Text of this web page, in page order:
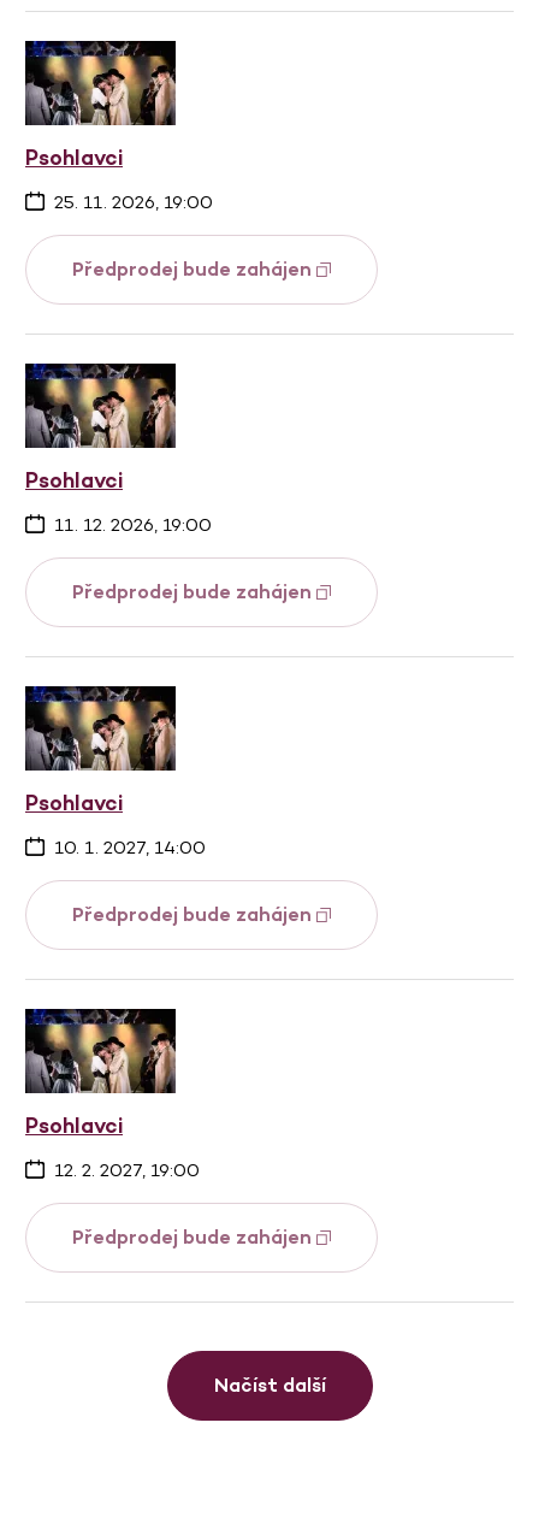
Psohlavci
25. 11. 2026, 19:00
Předprodej bude zahájen
Psohlavci
11. 12. 2026, 19:00
Předprodej bude zahájen
Psohlavci
10. 1. 2027, 14:00
Předprodej bude zahájen
Psohlavci
12. 2. 2027, 19:00
Předprodej bude zahájen
Načíst další